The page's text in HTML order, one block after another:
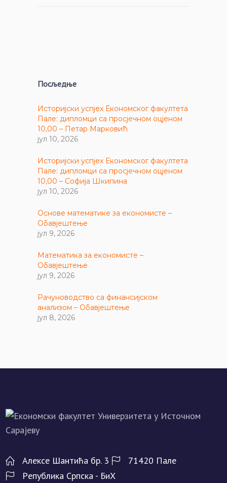
Посљедње
Историјски успјех Економског факултета
Пале: дипломци са просјечном оцјеном
10,00 – Петар Марковић
јул 10, 2026
Историјски успјех Економског факултета
Пале: дипломци са просјечном оцјеном
10,00 – Софија Шкипина
јул 10, 2026
Основе математике за економисте –
Обавјештење
јул 9, 2026
Математика за економисте –
Обавјештење
јул 9, 2026
Рачуноводство са финансијском
анализом – Обавјештење
јул 8, 2026
Алeксe Шантића бр. 3
71420 Палe
Рeпублика Српска - БиХ